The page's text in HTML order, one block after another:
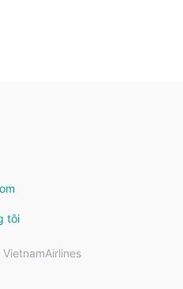
tôi
VietnamAirlines